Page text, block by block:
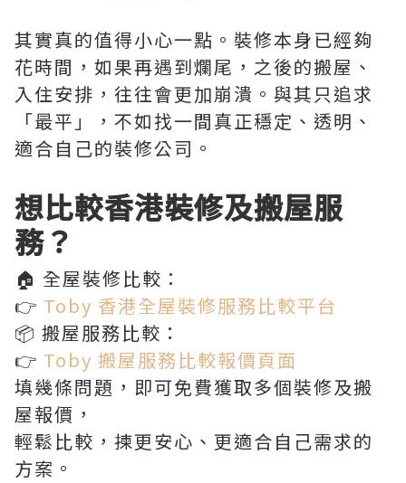
其實真的值得小心一點。裝修本身已經夠
花時間，如果再遇到爛尾，之後的搬屋、
入住安排，往往會更加崩潰。與其只追求
「最平」，不如找一間真正穩定、透明、
適合自己的裝修公司。
想比較香港裝修及搬屋服
務？
🏠 全屋裝修比較：
👉 Toby 香港全屋裝修服務比較平台
📦 搬屋服務比較：
👉 Toby 搬屋服務比較報價頁面
填幾條問題，即可免費獲取多個裝修及搬
屋報價，
輕鬆比較，揀更安心、更適合自己需求的
方案。